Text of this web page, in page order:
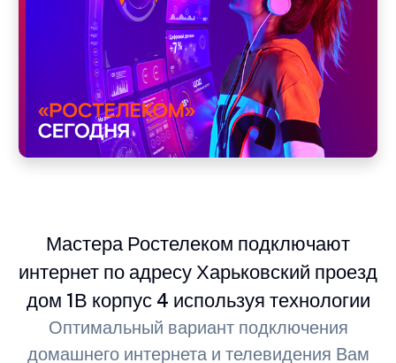
Мастера Ростелеком подключают
интернет по адресу Харьковский проезд
дом 1В корпус 4 используя технологии
Оптимальный вариант подключения
домашнего интернета и телевидения Вам